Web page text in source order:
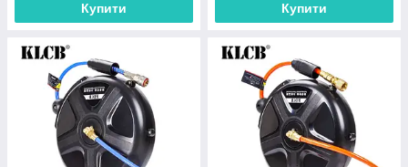
Купити Купити